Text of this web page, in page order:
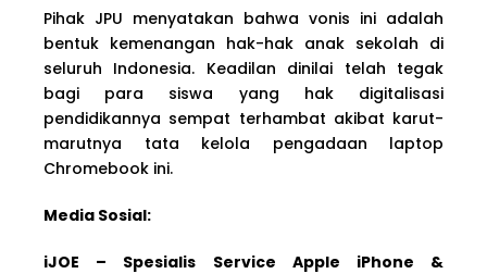
Pihak JPU menyatakan bahwa vonis ini adalah
bentuk kemenangan hak-hak anak sekolah di
seluruh Indonesia. Keadilan dinilai telah tegak
bagi para siswa yang hak digitalisasi
pendidikannya sempat terhambat akibat karut-
marutnya tata kelola pengadaan laptop
Chromebook ini.
Media Sosial:
iJOE – Spesialis Service Apple iPhone &